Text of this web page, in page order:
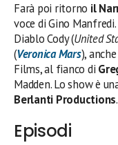
Farà poi ritorno il
voce di Gino
Diablo Cody (United
(Veronica Mars),
Films, al fianco di
Madden. Lo show è
Berlanti Productions.
Episodi